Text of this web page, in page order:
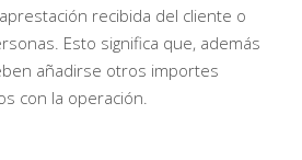
recibida del cliente o
Esto significa que, además
añadirse otros importes
con la operación.